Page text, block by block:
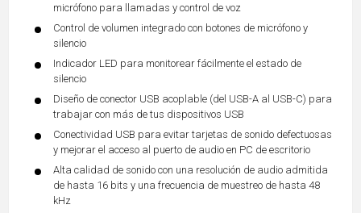
micrófono para llamadas y control de voz
Control de volumen integrado con botones de micrófono y
silencio
Indicador LED para monitorear fácilmente el estado de
silencio
Diseño de conector USB acoplable (del USB-A al USB-C) para
trabajar con más de tus dispositivos USB
Conectividad USB para evitar tarjetas de sonido defectuosas
y mejorar el acceso al puerto de audio en PC de escritorio
Alta calidad de sonido con una resolución de audio admitida
de hasta 16 bits y una frecuencia de muestreo de hasta 48
kHz